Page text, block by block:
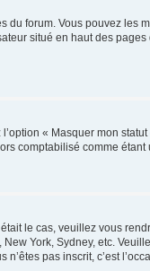
du forum. Vous pouvez les
situé en haut des
« Masquer mon
comptabilisé comme
le cas, veuillez vous
York, Sydney, etc.
pas inscrit, c’est